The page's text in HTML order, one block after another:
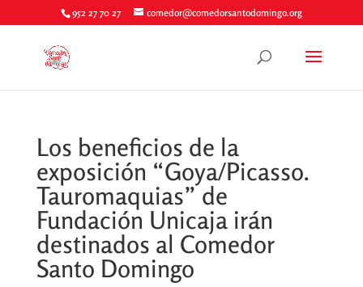
952 27 70 27 comedor@comedorsantodomingo.org
Los beneficios de la
exposición “Goya/Picasso.
Tauromaquias” de
Fundación Unicaja irán
destinados al Comedor
Santo Domingo